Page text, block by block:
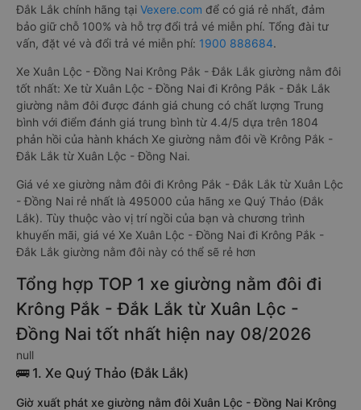
Đắk Lắk chính hãng tại Vexere.com để có giá rẻ nhất, đảm
bảo giữ chỗ 100% và hỗ trợ đổi trả vé miễn phí. Tổng đài tư
vấn, đặt vé và đổi trả vé miễn phí: 1900 888684.
Xe Xuân Lộc - Đồng Nai Krông Pắk - Đắk Lắk giường nằm đôi
tốt nhất: Xe từ Xuân Lộc - Đồng Nai đi Krông Pắk - Đắk Lắk
giường nằm đôi được đánh giá chung có chất lượng Trung
bình với điểm đánh giá trung bình từ 4.4/5 dựa trên 1804
phản hồi của hành khách Xe giường nằm đôi về Krông Pắk -
Đắk Lắk từ Xuân Lộc - Đồng Nai.
Giá vé xe giường nằm đôi đi Krông Pắk - Đắk Lắk từ Xuân Lộc
- Đồng Nai rẻ nhất là 495000 của hãng xe Quý Thảo (Đắk
Lắk). Tùy thuộc vào vị trí ngồi của bạn và chương trình
khuyến mãi, giá vé Xe Xuân Lộc - Đồng Nai đi Krông Pắk -
Đắk Lắk giường nằm đôi này có thể sẽ rẻ hơn
Tổng hợp TOP 1 xe giường nằm đôi đi
Krông Pắk - Đắk Lắk từ Xuân Lộc -
Đồng Nai tốt nhất hiện nay 08/2026
null
🚌 1. Xe Quý Thảo (Đắk Lắk)
Giờ xuất phát xe giường nằm đôi Xuân Lộc - Đồng Nai Krông